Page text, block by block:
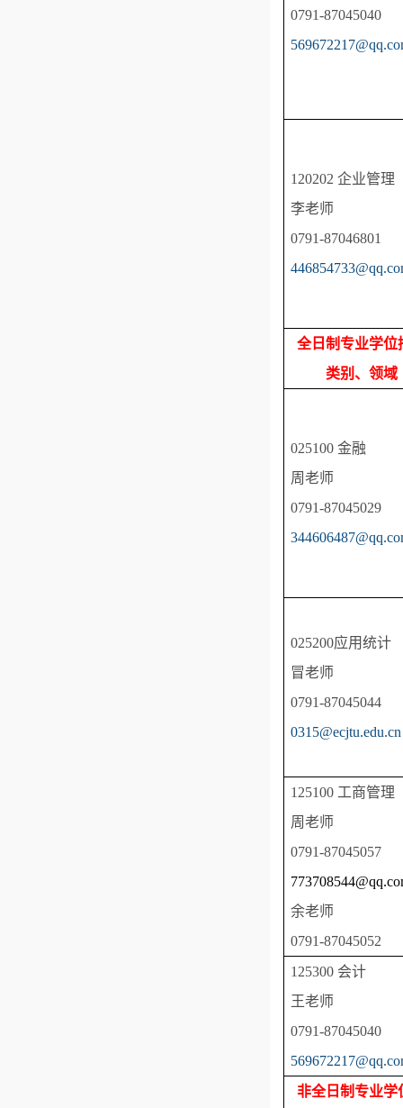
0791-87045040
120202 企业管理
李老师
0791-87046801
全日制专业学位
类别、领域
025100 金融
周老师
0791-87045029
025200应用统计
冒老师
0791-87045044
0315@ecjtu.edu.cn
125100 工商管理
周老师
0791-87045057
余老师
0791-87045052
125300 会计
王老师
0791-87045040
非全日制专业学